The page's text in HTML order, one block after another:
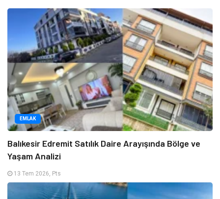
EMLAK
Balıkesir Edremit Satılık Daire Arayışında Bölge ve
Yaşam Analizi
13 Tem 2026, Pts